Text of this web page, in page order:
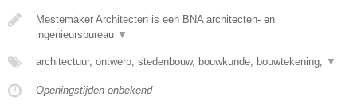
Mestemaker Architecten is een BNA architecten- en
ingenieursbureau ▼
architectuur, ontwerp, stedenbouw, bouwkunde, bouwtekening, ▼
Openingstijden onbekend